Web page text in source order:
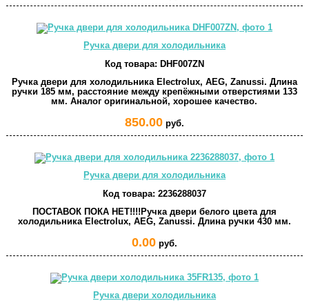
Ручка двери для холодильника
Код товара: DHF007ZN
Ручка двери для холодильника Electrolux, AEG, Zanussi. Длина
ручки 185 мм, расстояние между крепёжными отверстиями 133
мм. Аналог оригинальной, хорошее качество.
850.00руб.
Ручка двери для холодильника
Код товара: 2236288037
ПОСТАВОК ПОКА НЕТ!!!!Ручка двери белого цвета для
холодильника Electrolux, AEG, Zanussi. Длина ручки 430 мм.
0.00руб.
Ручка двери холодильника